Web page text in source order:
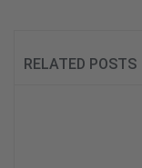
RELATED POSTS